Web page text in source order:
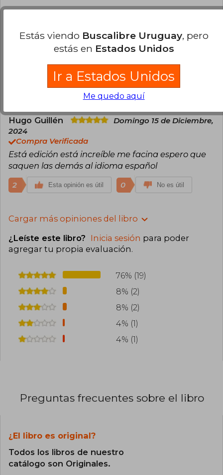
Me llegó maltratado de las puntas y se siente muy
frágil, deberían de revisar que estén en buenas
Esta opinión es útil
Hugo Guillén
Domingo 15 de Diciembre,
2024
Compra Verificada
Está edición está increíble me facina espero que
saquen las demás al idioma español
2 Esta opinión es útil 0 No es útil
Cargar más opiniones del libro
¿Leíste este libro? Inicia sesión para poder
agregar tu propia evaluación.
76% (19)
8% (2)
8% (2)
4% (1)
4% (1)
Preguntas frecuentes sobre el libro
¿El libro es original?
Todos los libros de nuestro
catálogo son Originales.
Estás viendo Buscalibre Uruguay, pero
estás en Estados Unidos
Ir a Estados Unidos
Me quedo aquí